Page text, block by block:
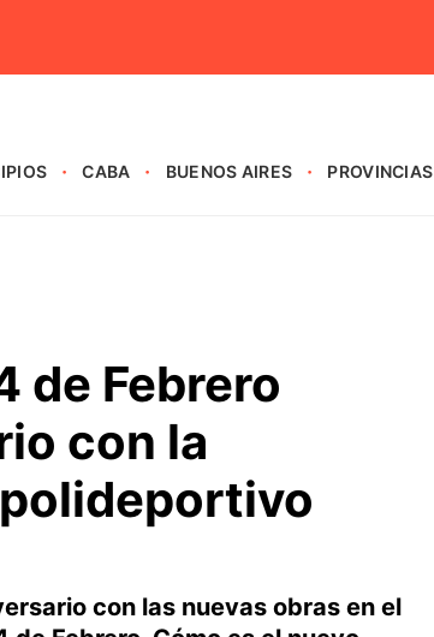
CABA BUENOS AIRES PROVINCIAS
de Febrero
con la
con las nuevas obras en el